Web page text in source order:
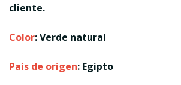
cliente.
Color: Verde natural
País de origen: Egipto